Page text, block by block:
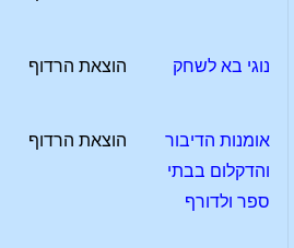
נוגי בא לשחק הוצאת הרדוף
אומנות הדיבור
והדקלום בבתי
ספר ולדורף
הוצאת הרדוף